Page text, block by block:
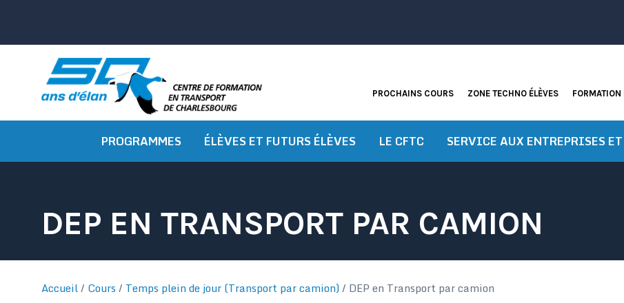
contenu
PROGRAMMES ÉLÈVES ET FUTURS ÉLÈVES LE CFTC SERVICE AUX ENTREPRISES
PROCHAINS COURS ZONE TECHNO ÉLÈVES FORMATION
DEP EN TRANSPORT PAR CAMION
Accueil/ Cours / Temps plein de jour (Transport par camion) / DEP en Transport par camion